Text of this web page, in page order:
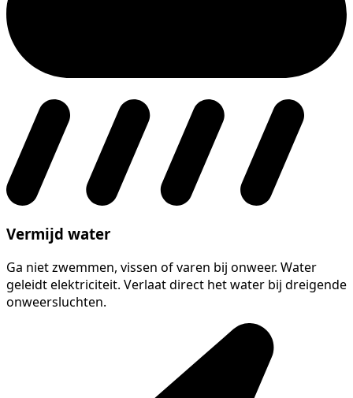
Vermijd water
Ga niet zwemmen, vissen of varen bij onweer. Water
geleidt elektriciteit. Verlaat direct het water bij dreigende
onweersluchten.